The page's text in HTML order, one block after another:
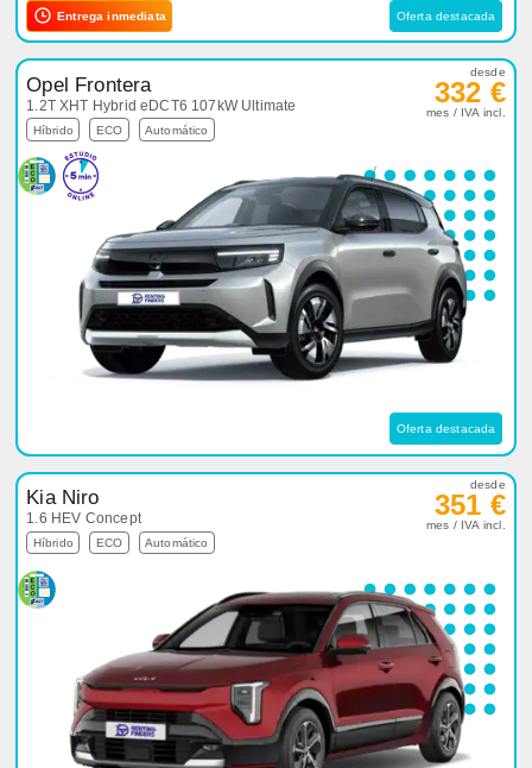
Entrega inmediata Oferta destacada
Opel Frontera
1.2T XHT Hybrid eDCT6 107kW Ultimate
Híbrido ECO Automático
desde
332 €
mes / IVA incl.
Oferta destacada
Kia Niro
1.6 HEV Concept
Híbrido ECO Automático
desde
351 €
mes / IVA incl.